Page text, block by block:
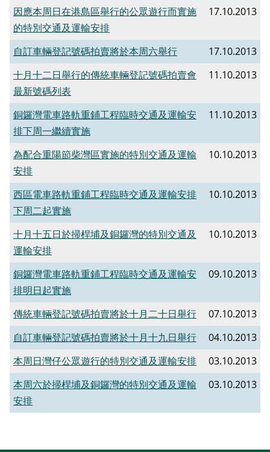
因應本周日在港島區舉行的公眾遊行而實施
的特別交通及運輸安排
17.10.2013
自訂車輛登記號碼拍賣將於本周六舉行
17.10.2013
十月十二日舉行的傳統車輛登記號碼拍賣會
最新號碼列表
11.10.2013
銅鑼灣電車路軌重鋪工程臨時交通及運輸安
排下周一繼續實施
11.10.2013
為配合重陽節柴灣區實施的特別交通及運輸
安排
10.10.2013
西區電車路軌重鋪工程臨時交通及運輸安排
下周二起實施
10.10.2013
十月十五日於掃桿埔及銅鑼灣的特別交通及
運輸安排
10.10.2013
銅鑼灣電車路軌重鋪工程臨時交通及運輸安
排明日起實施
09.10.2013
傳統車輛登記號碼拍賣將於十月二十日舉行
07.10.2013
自訂車輛登記號碼拍賣將於十月十九日舉行
04.10.2013
本周日灣仔公眾遊行的特別交通及運輸安排
03.10.2013
本周六於掃桿埔及銅鑼灣的特別交通及運輸
安排
03.10.2013